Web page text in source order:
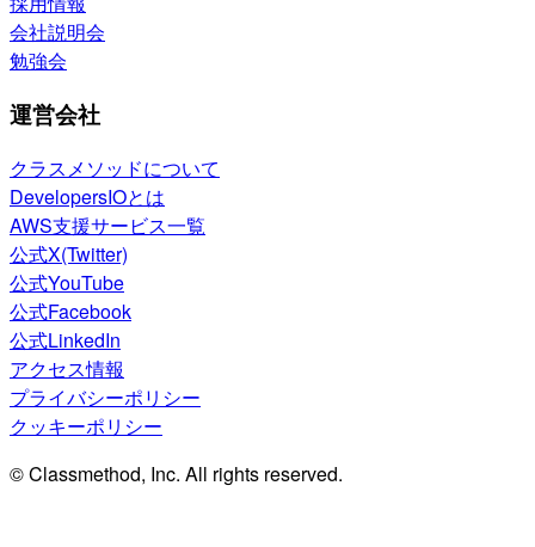
会社説明会
勉強会
運営会社
クラスメソッドについて
DevelopersIOとは
AWS支援サービス一覧
公式X(Twitter)
公式YouTube
公式Facebook
公式LinkedIn
アクセス情報
プライバシーポリシー
クッキーポリシー
© Classmethod, Inc. All rights reserved.